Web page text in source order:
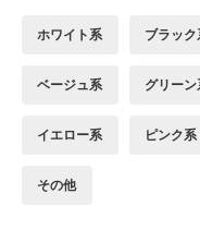
ホワイト系 ブラック
ベージュ系 グリーン
イエロー系 ピンク系
その他